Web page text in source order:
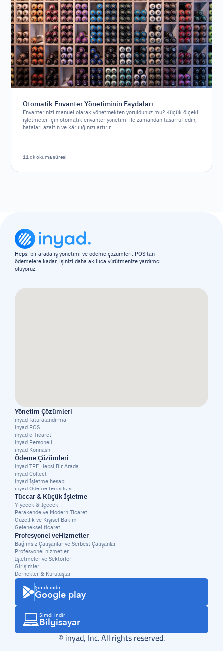
Otomatik Envanter Yönetiminin Faydaları
Envanterinizi manuel olarak yönetmekten yoruldunuz mu? Küçük ölçekli
işletmeler için otomatik envanter yönetimi ile zamandan tasarruf edin,
hataları azaltın ve kârlılığınızı artırın.
11 dk okuma süresi
Hepsi bir arada iş yönetimi ve ödeme çözümleri. POS'tan
ödemelere kadar, işinizi daha akıllıca yürütmenize yardımcı
oluyoruz.
Yönetim Çözümleri
inyad faturalandırma
inyad POS
inyad e-Ticaret
inyad Personeli
inyad Konnash
Ödeme Çözümleri
inyad TPE Hepsi Bir Arada
inyad Collect
inyad İşletme hesabı
inyad Ödeme temsilcisi
Tüccar & Küçük İşletme
Yiyecek & İçecek
Perakende ve Modern Ticaret
Güzellik ve Kişisel Bakım
Geleneksel ticaret
Profesyonel veHizmetler
Bağımsız Çalışanlar ve Serbest Çalışanlar
Profesyonel hizmetler
İşletmeler ve Sektörler
Girişimler
Dernekler & Kuruluşlar
© inyad, Inc. All rights reserved.
Şimdi indir
Google play
Şimdi indir
Bilgisayar